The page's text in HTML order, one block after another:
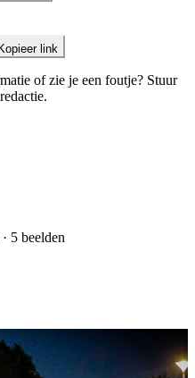
Kopieer link
of zie je een foutje? Stuur
5 beelden